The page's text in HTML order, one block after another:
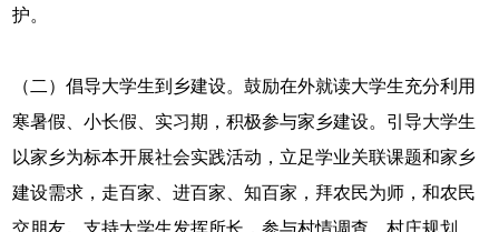
护。
（二）倡导大学生到乡建设。鼓励在外就读大学生充分利用
寒暑假、小长假、实习期，积极参与家乡建设。引导大学生
以家乡为标本开展社会实践活动，立足学业关联课题和家乡
建设需求，走百家、进百家、知百家，拜农民为师，和农民